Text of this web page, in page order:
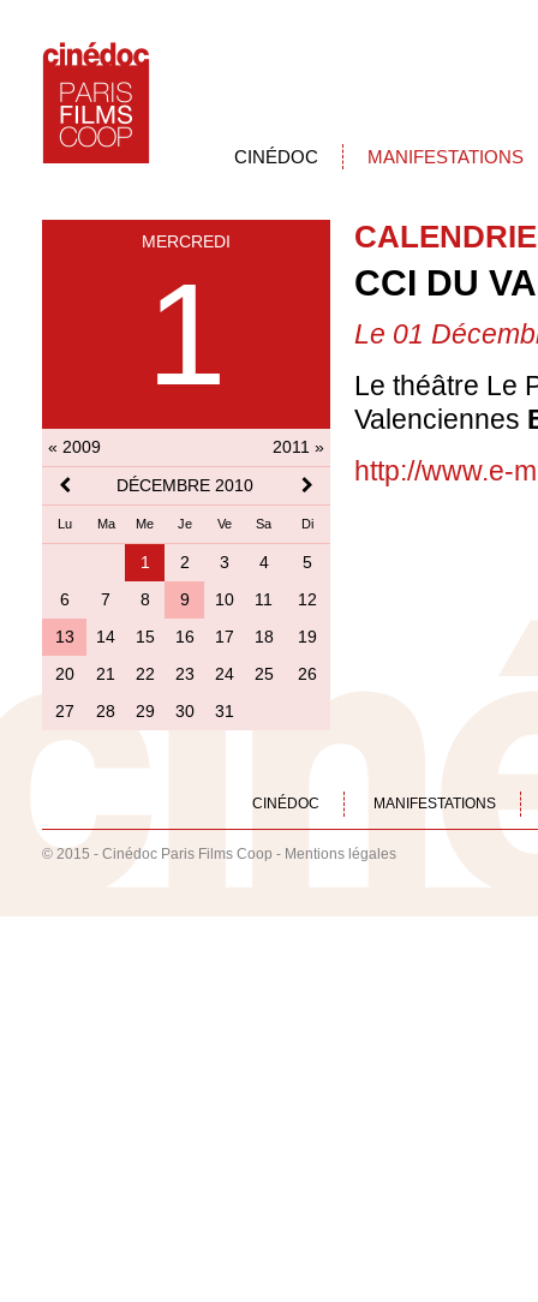
CINÉDOC MANIFESTATIONS
MERCREDI
1
« 2009
2011 »
DÉCEMBRE 2010
Lu Ma Me Je Ve Sa Di
1 2 3 4
5
6
7 8 9 10 11
12
13
14 15 16 17 18
19
20
21 22 23 24 25
26
27
28 29 30 31
CCI DU
Le 01
Le théâtre Le
Valenciennes
http://www.e-
CINÉDOC MANIFESTATIONS
© 2015 - Cinédoc Paris Films Coop - Mentions légales